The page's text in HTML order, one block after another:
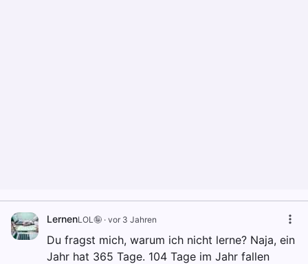
LernenLOL🤪 · vor 3 Jahren
Du fragst mich, warum ich nicht lerne? Naja, ein
Jahr hat 365 Tage. 104 Tage im Jahr fallen